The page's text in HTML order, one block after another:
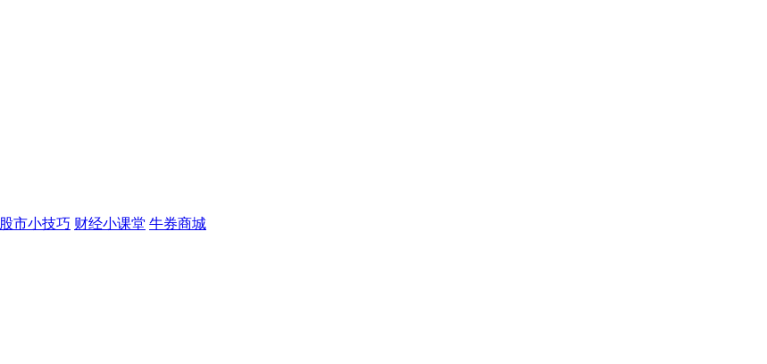
股市小技巧 财经小课堂 牛券商城